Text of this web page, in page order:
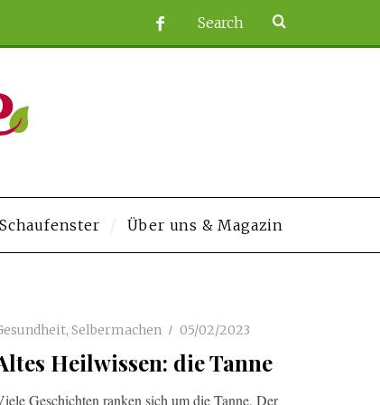
Über uns & Magazin
, Selbermachen 05/02/2023
Heilwissen: die Tanne
Geschichten ranken sich um die Tanne. Der